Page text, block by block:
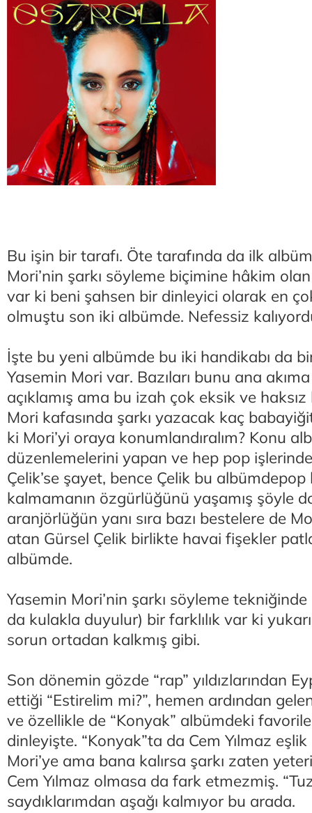
Bu işin bir tarafı. Öte tarafında da ilk
Mori’nin şarkı söyleme biçimine hâkim
var ki beni şahsen bir dinleyici olarak en
olmuştu son iki albümde. Nefessiz
İşte bu yeni albümde bu iki handikabı da
Yasemin Mori var. Bazıları bunu ana
açıklamış ama bu izah çok eksik ve haksız
Mori kafasında şarkı yazacak kaç
ki Mori’yi oraya konumlandıralım? Konu
düzenlemelerini yapan ve hep pop
Çelik’se şayet, bence Çelik bu
kalmamanın özgürlüğünü yaşamış şöyle
aranjörlüğün yanı sıra bazı bestelere de
atan Gürsel Çelik birlikte havai fişekler
albümde.
Yasemin Mori’nin şarkı söyleme
da kulakla duyulur) bir farklılık var ki
sorun ortadan kalkmış gibi.
Son dönemin gözde “rap” yıldızlarından
ettiği “Estirelim mi?”, hemen ardından gelen
ve özellikle de “Konyak” albümdeki
dinleyişte. “Konyak”ta da Cem Yılmaz
Mori’ye ama bana kalırsa şarkı zaten
Cem Yılmaz olmasa da fark etmezmiş.
saydıklarımdan aşağı kalmıyor bu arada.